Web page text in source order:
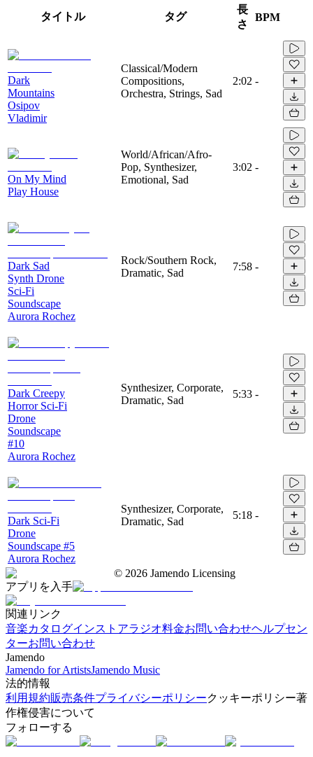
タイトル タグ
長
さ
BPM
Dark
Mountains
Osipov
Vladimir
Classical/Modern
Compositions,
Orchestra, Strings, Sad
2:02 -
On My Mind
Play House
World/African/Afro-
Pop, Synthesizer,
Emotional, Sad
3:02 -
Dark Sad
Synth Drone
Sci-Fi
Soundscape
Aurora Rochez
Rock/Southern Rock,
Dramatic, Sad
7:58 -
Dark Creepy
Horror Sci-Fi
Drone
Soundscape
#10
Aurora Rochez
Synthesizer, Corporate,
Dramatic, Sad
5:33 -
Dark Sci-Fi
Drone
Soundscape #5
Aurora Rochez
Synthesizer, Corporate,
Dramatic, Sad
5:18 -
© 2026 Jamendo Licensing
アプリを入手
関連リンク
音楽カタログインストアラジオ料金お問い合わせヘルプセン
ターお問い合わせ
Jamendo
Jamendo for ArtistsJamendo Music
法的情報
利用規約販売条件プライバシーポリシークッキーポリシー著
作権侵害について
フォローする